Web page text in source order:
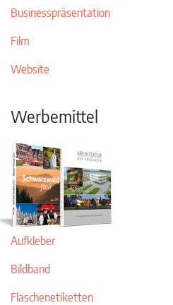
Businesspräsentation
Film
Website
Werbemittel
Aufkleber
Bildband
Flaschenetiketten